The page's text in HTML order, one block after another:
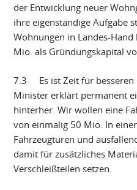
der Entwicklung neuer
ihre eigenständige Aufgabe
Wohnungen in Landes-
Mio. als Gründungskapital
7.3 Es ist Zeit für besseren
Minister erklärt permanent
hinterher. Wir wollen eine
von einmalig 50 Mio. In
Fahrzeugtüren und
damit für zusätzliches
Verschleißteilen setzen.